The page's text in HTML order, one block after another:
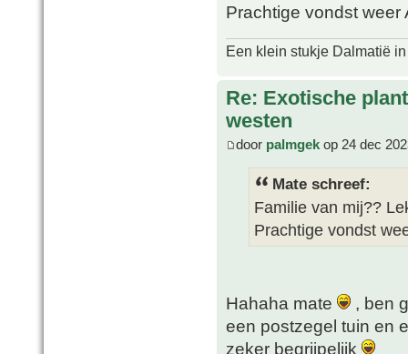
Prachtige vondst weer
Een klein stukje Dalmatië
Re: Exotische
westen
door palmgek op 24 dec
Mate schreef:
Familie van mij??
Prachtige vondst
Hahaha mate
, ben
een postzegel tuin en
zeker begrijpelijk